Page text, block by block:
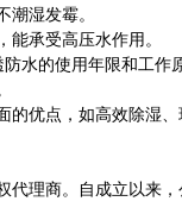
湿发霉。
承受高压水作用。
水的使用年限和工作
优点，如高效除湿
理商。自成立以来